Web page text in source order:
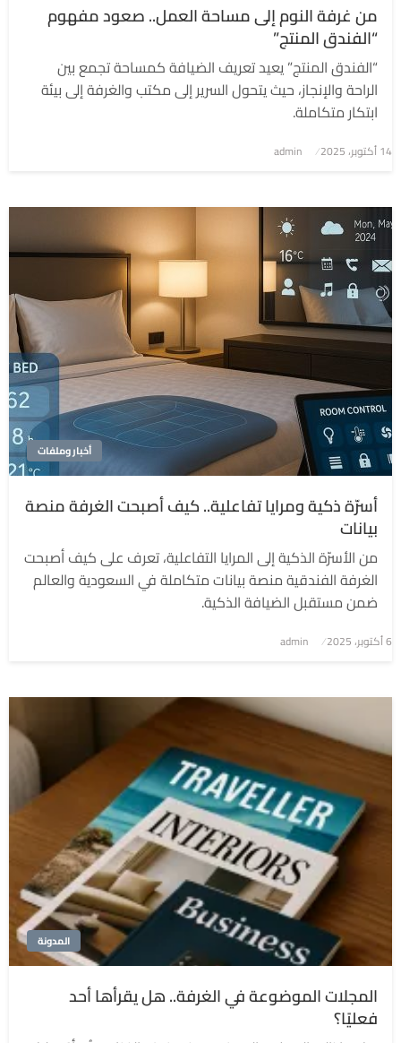
من غرفة النوم إلى مساحة العمل.. صعود مفهوم
“الفندق المنتج”
“الفندق المنتج” يعيد تعريف الضيافة كمساحة تجمع بين
الراحة والإنجاز، حيث يتحول السرير إلى مكتب والغرفة إلى بيئة
ابتكار متكاملة.
نُشر
14 أكتوبر، 2025 admin
أخبار وملفات
أسرّة ذكية ومرايا تفاعلية.. كيف أصبحت الغرفة منصة
بيانات
من الأسرّة الذكية إلى المرايا التفاعلية، تعرف على كيف أصبحت
الغرفة الفندقية منصة بيانات متكاملة في السعودية والعالم
ضمن مستقبل الضيافة الذكية.
نُشر
6 أكتوبر، 2025 admin
المدونة
المجلات الموضوعة في الغرفة.. هل يقرأها أحد
فعليًا؟